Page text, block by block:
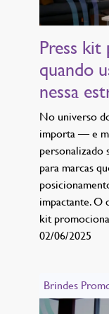
Press kit
quando
nessa
No universo
importa — e
personalizado
para marcas
impactante. O
kit
02/06/2025
Brindes